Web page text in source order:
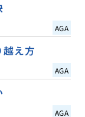
AGA
え方
AGA
AGA